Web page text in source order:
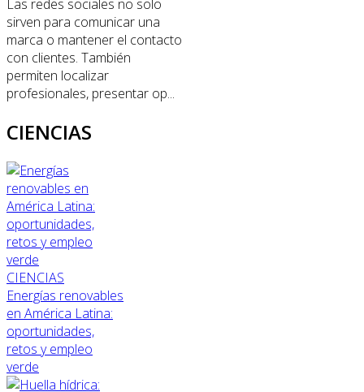
Las redes sociales no solo
sirven para comunicar una
marca o mantener el contacto
con clientes. También
permiten localizar
profesionales, presentar op...
CIENCIAS
CIENCIAS
Energías renovables
en América Latina:
oportunidades,
retos y empleo
verde